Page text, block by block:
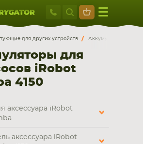
Москва
+7 495 414
Ткацкая, 5с3 (м. Семеновская)
ст.м. “Семеновская”
414 28 59
для других устройств Аккумуляторы для
для
iRobot
4150
аксессуара iRobot
аксессуара iRobot